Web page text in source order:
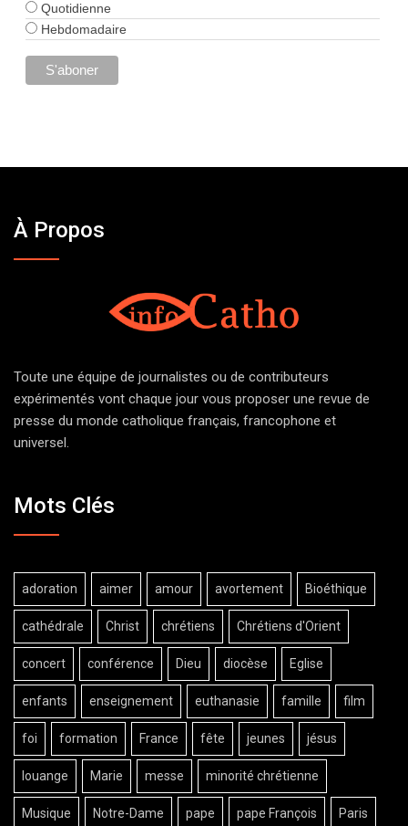
Quotidienne
Hebdomadaire
À Propos
Toute une équipe de journalistes ou de contributeurs
expérimentés vont chaque jour vous proposer une revue de
presse du monde catholique français, francophone et
universel.
Mots Clés
adoration aimer amour avortement Bioéthique
cathédrale Christ chrétiens Chrétiens d'Orient
concert conférence Dieu diocèse Eglise
enfants enseignement euthanasie famille film
foi formation France fête jeunes jésus
louange Marie messe minorité chrétienne
Musique Notre-Dame pape pape François Paris